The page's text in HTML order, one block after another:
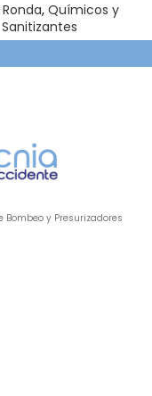
, Químicos y
Sanitizantes
y Presurizadores